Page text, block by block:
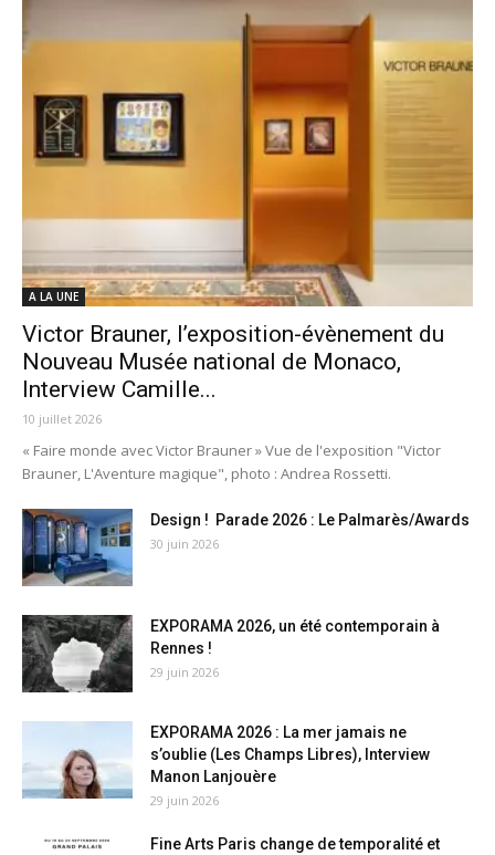
A LA UNE
Victor Brauner, l’exposition-évènement du
Nouveau Musée national de Monaco,
Interview Camille...
10 juillet 2026
« Faire monde avec Victor Brauner » Vue de l'exposition "Victor
Brauner, L'Aventure magique", photo : Andrea Rossetti.
Design ! Parade 2026 : Le Palmarès/Awards
30 juin 2026
EXPORAMA 2026, un été contemporain à
Rennes !
29 juin 2026
EXPORAMA 2026 : La mer jamais ne
s’oublie (Les Champs Libres), Interview
Manon Lanjouère
29 juin 2026
Fine Arts Paris change de temporalité et